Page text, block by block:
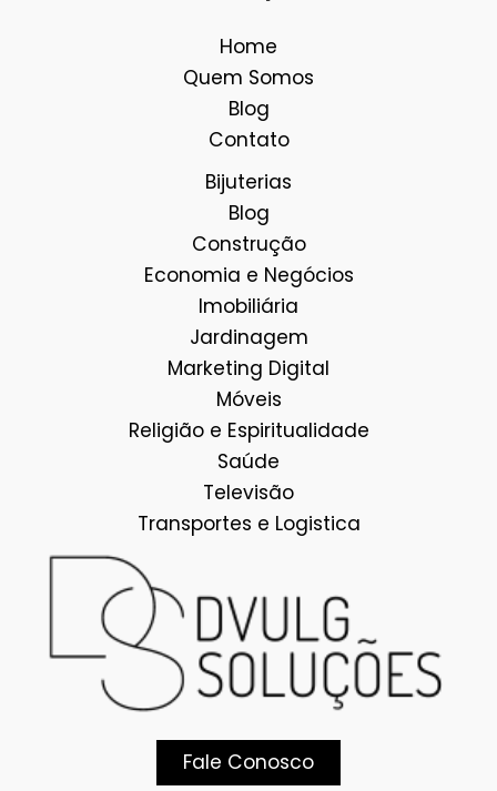
Home
Quem Somos
Blog
Contato
Bijuterias
Blog
Construção
Economia e Negócios
Imobiliária
Jardinagem
Marketing Digital
Móveis
Religião e Espiritualidade
Saúde
Televisão
Transportes e Logistica
Fale Conosco